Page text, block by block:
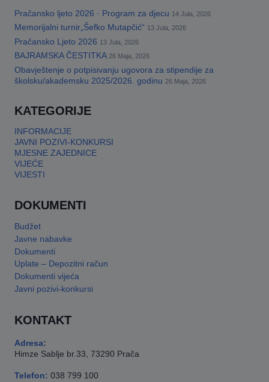
Pračansko ljeto 2026 · Program za djecu 14 Jula, 2026
Memorijalni turnir„Šefko Mutapčić“ 13 Jula, 2026
Pračansko Ljeto 2026 13 Jula, 2026
BAJRAMSKA ČESTITKA 26 Maja, 2026
Obavještenje o potpisivanju ugovora za stipendije za
školsku/akademsku 2025/2026. godinu 26 Maja, 2026
KATEGORIJE
INFORMACIJE
JAVNI POZIVI-KONKURSI
MJESNE ZAJEDNICE
VIJEĆE
VIJESTI
DOKUMENTI
Budžet
Javne nabavke
Dokumenti
Uplate – Depozitni račun
Dokumenti vijeća
Javni pozivi-konkursi
KONTAKT
Adresa:
Himze Sablje br.33, 73290 Prača
Telefon: 038 799 100